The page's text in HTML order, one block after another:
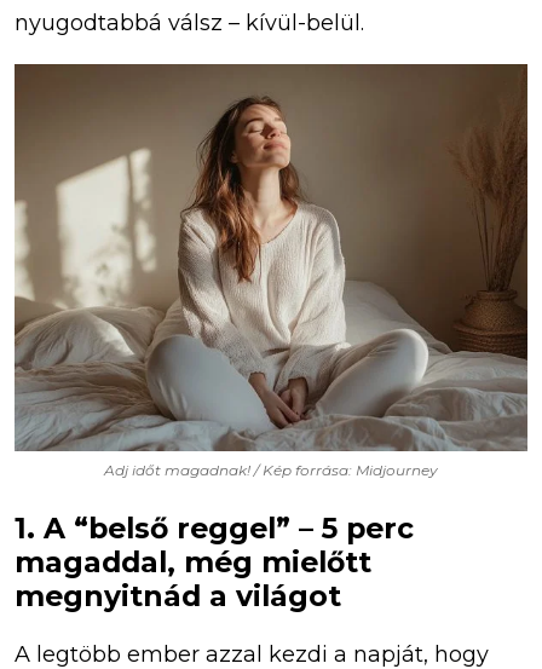
nyugodtabbá válsz – kívül-belül.
Adj időt magadnak! / Kép forrása: Midjourney
1. A “belső reggel” – 5 perc
magaddal, még mielőtt
megnyitnád a világot
A legtöbb ember azzal kezdi a napját, hogy